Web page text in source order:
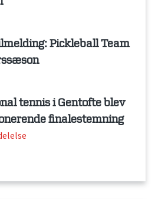
Pickleball Team
tennis i Gentofte blev
finalestemning